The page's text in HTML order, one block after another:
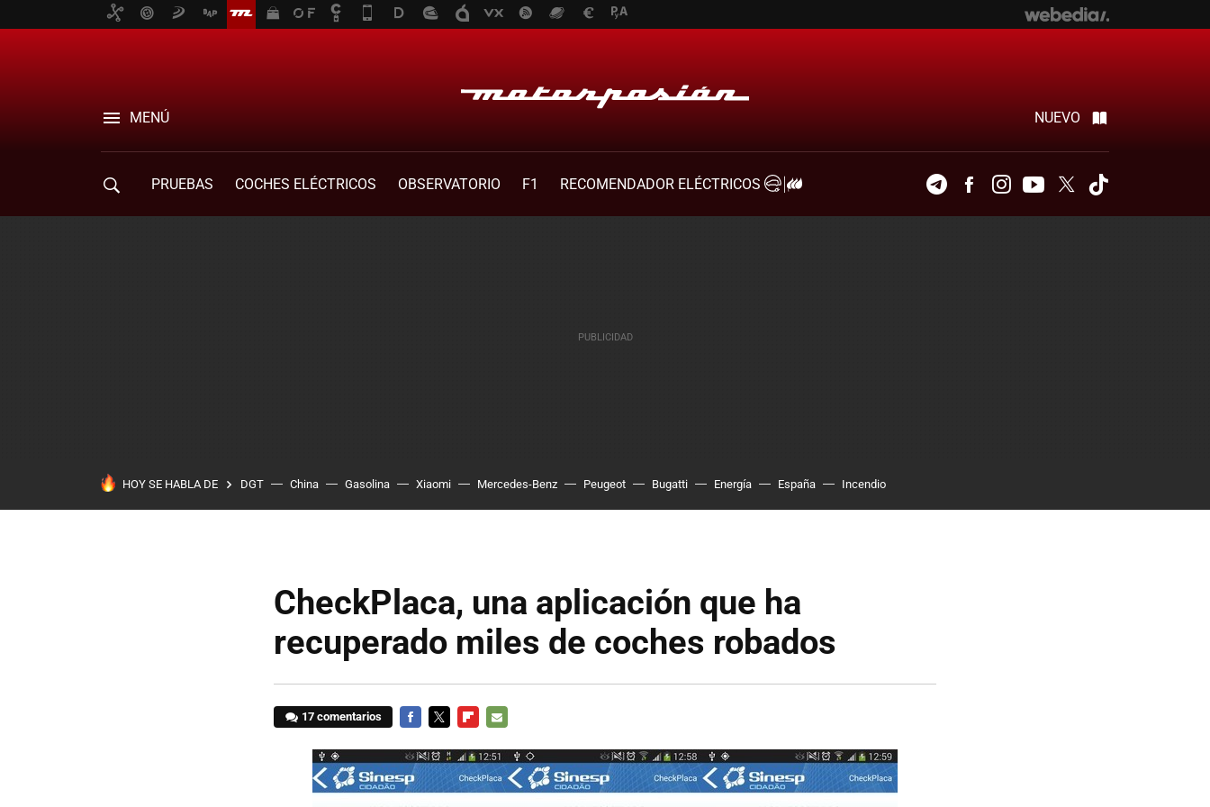
MENÚ NUEVO
PRUEBAS COCHES ELÉCTRICOS OBSERVATORIO F1
RECOMENDADOR ELÉCTRICOS
TelegramFacebookInstagramYoutubeTwitter
HOY SE HABLA DE DGT China Gasolina Xiaomi Mercedes-Benz Peugeot Bugatti Energía España Incendio
CheckPlaca, una aplicación que ha
recuperado miles de coches robados
17 comentarios
MAIL